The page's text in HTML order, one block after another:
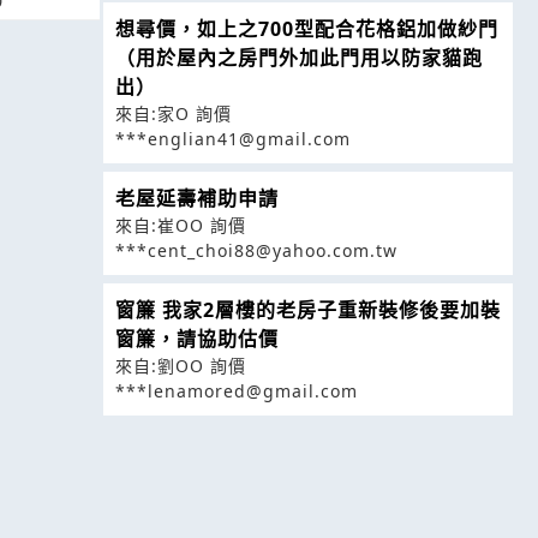
想尋價，如上之700型配合花格鋁加做紗門
（用於屋內之房門外加此門用以防家貓跑
出）
來自:家O 詢價
***englian41@gmail.com
老屋延壽補助申請
來自:崔OO 詢價
***cent_choi88@yahoo.com.tw
窗簾 我家2層樓的老房子重新裝修後要加裝
窗簾，請協助估價
來自:劉OO 詢價
***lenamored@gmail.com